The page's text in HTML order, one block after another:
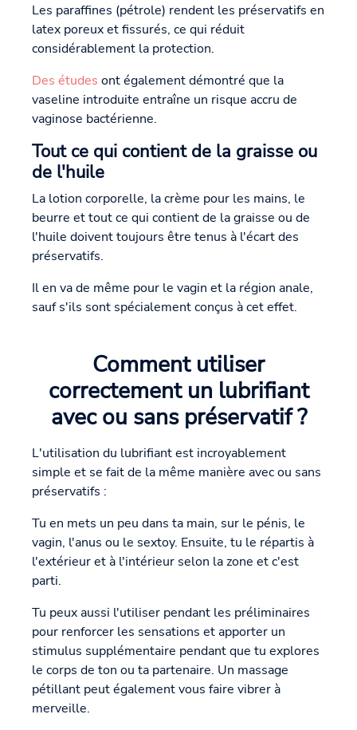
Les paraffines (pétrole) rendent les préservatifs en
latex poreux et fissurés, ce qui réduit
considérablement la protection.
Des études ont également démontré que la
vaseline introduite entraîne un risque accru de
vaginose bactérienne.
Tout ce qui contient de la graisse ou
de l'huile
La lotion corporelle, la crème pour les mains, le
beurre et tout ce qui contient de la graisse ou de
l'huile doivent toujours être tenus à l'écart des
préservatifs.
Il en va de même pour le vagin et la région anale,
sauf s'ils sont spécialement conçus à cet effet.
Comment utiliser
correctement un lubrifiant
avec ou sans préservatif ?
L'utilisation du lubrifiant est incroyablement
simple et se fait de la même manière avec ou sans
préservatifs :
Tu en mets un peu dans ta main, sur le pénis, le
vagin, l'anus ou le sextoy. Ensuite, tu le répartis à
l'extérieur et à l'intérieur selon la zone et c'est
parti.
Tu peux aussi l'utiliser pendant les préliminaires
pour renforcer les sensations et apporter un
stimulus supplémentaire pendant que tu explores
le corps de ton ou ta partenaire. Un massage
pétillant peut également vous faire vibrer à
merveille.